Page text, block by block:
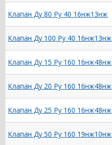
Клапан Ду 80 Ру 40 16нж13нж
Клапан Ду 100 Ру 40 16нж13нж
Клапан Ду 15 Ру 160 16нж48нж
Клапан Ду 20 Ру 160 16нж48нж
Клапан Ду 25 Ру 160 16нж48нж
Клапан Ду 50 Ру 160 19нж10нж